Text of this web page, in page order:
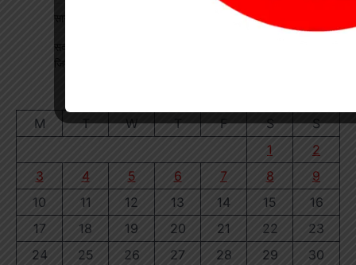
सागौन तस्करी पर वन विभाग की कार्रवाई, तीन गोलों से लदी वेन जब्त
M
T W T F S
S
1
2
3
4 5 6 7 8
9
10
11 12 13 14 15
16
17
18 19 20 21 22
23
24
25 26 27 28 29
30